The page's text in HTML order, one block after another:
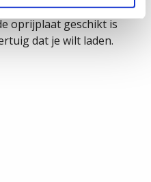
oprijplaat geschikt is
dat je wilt laden.